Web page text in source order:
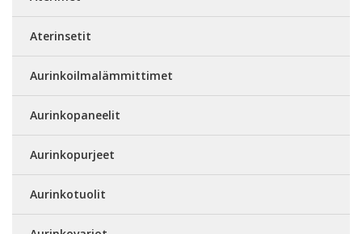
Aterinsetit
Aurinkoilmalämmittimet
Aurinkopaneelit
Aurinkopurjeet
Aurinkotuolit